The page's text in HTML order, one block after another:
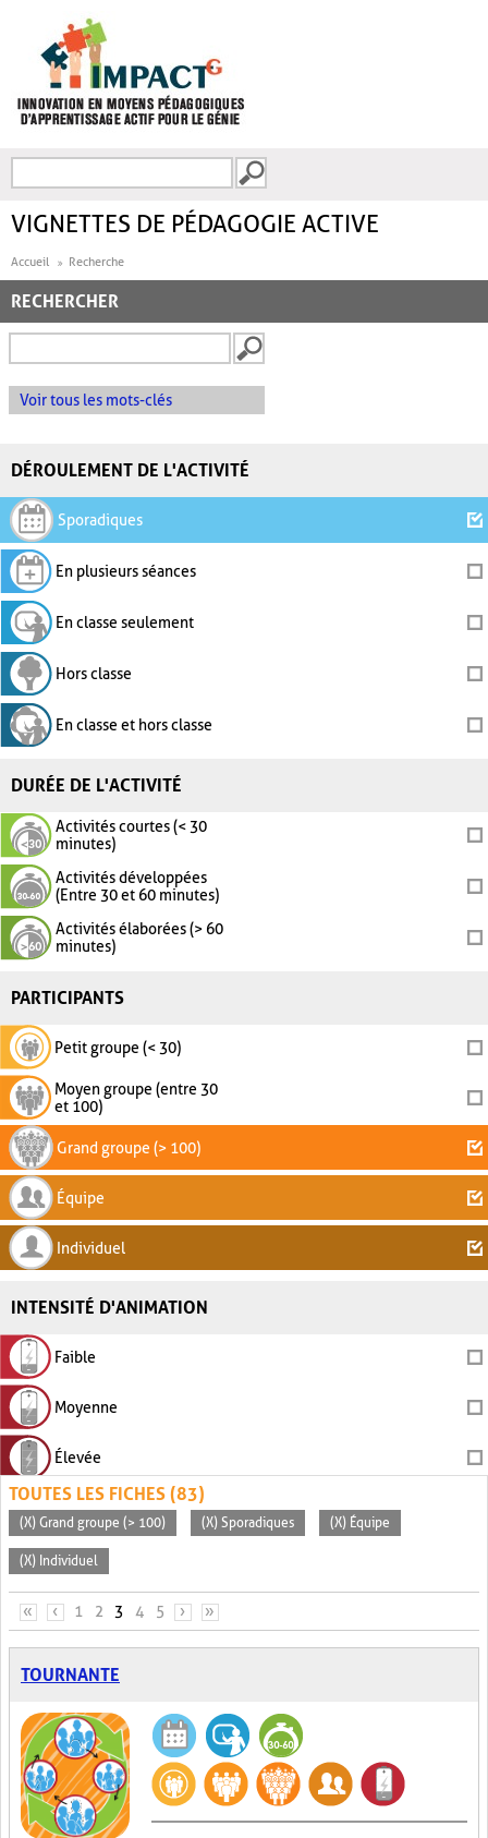
FORMULAIRE DE
VIGNETTES DE PÉDAGOGIE ACTIVE
Accueil Recherche
RECHERCHER
Voir tous les mots-clés
DÉROULEMENT DE L'ACTIVITÉ
Sporadiques
En plusieurs séances
En classe seulement
Hors classe
En classe et hors classe
DURÉE DE L'ACTIVITÉ
Activités courtes (< 30
minutes)
Activités développées
(Entre 30 et 60 minutes)
Activités élaborées (> 60
minutes)
PARTICIPANTS
Petit groupe (< 30)
Moyen groupe (entre 30
et 100)
Grand groupe (> 100)
Équipe
Individuel
INTENSITÉ D'ANIMATION
Faible
Moyenne
Élevée
TOUTES LES FICHES (83)
(X) Grand groupe (> 100) (X) Sporadiques (X) Équipe
(X) Individuel
PAGES
« ‹ 1 2 3 4 5 › »
TOURNANTE